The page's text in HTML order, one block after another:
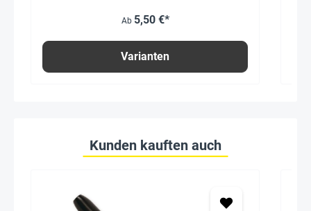
Ab 5,50 €*
Varianten
Kunden kauften auch